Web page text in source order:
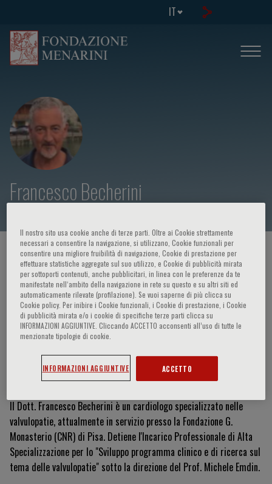
IT
Francesco Becherini
HOME PAGE / CORSI ED EVENTI / RELATORE
Francesco Becherini
Curriculum Vitae
Il Dott. Francesco Becherini è un cardiologo specializzato nelle
valvulopatie, attualmente in servizio presso la Fondazione G.
Monasterio (CNR) di Pisa. Detiene l'Incarico Professionale di Alta
Specializzazione per lo "Sviluppo programma clinico e di ricerca sul
tema delle valvulopatie" sotto la direzione del Prof. Michele Emdin.
Il nostro sito usa cookie anche di terze parti. Oltre ai Cookie strettamente
necessari a consentire la navigazione, si utilizzano, Cookie funzionali per
consentire una migliore fruibilità di navigazione, Cookie di prestazione per
effettuare statistiche aggregate sul suo utilizzo, e Cookie di pubblicità mirata
per sottoporti contenuti, anche pubblicitari, in linea con le preferenze da te
manifestate nell‘ambito della navigazione in rete su questo e su altri siti ed
automaticamente rilevate (profilazione). Se vuoi saperne di più clicca su
Cookie policy. Per inibire i Cookie funzionali, i Cookie di prestazione, i Cookie
di pubblicità mirata e/o i cookie di specifiche terze parti clicca su
INFORMAZIONI AGGIUNTIVE. Cliccando ACCETTO acconsenti all’uso di tutte le
menzionate tipologie di cookie.
INFORMAZIONI AGGIUNTIVE ACCETTO